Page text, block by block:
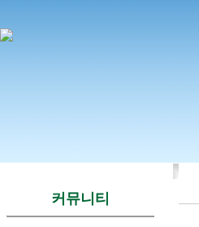
커뮤니티